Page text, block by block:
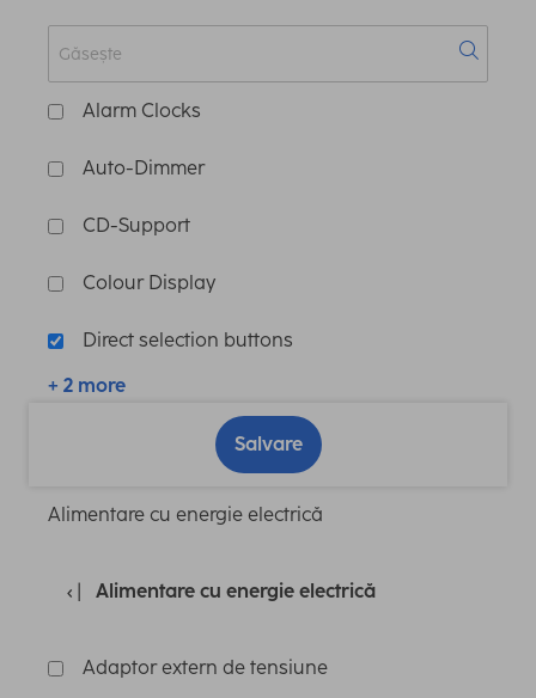
Alarm Clocks
Auto-Dimmer
CD-Support
Colour Display
Direct selection buttons
+ 2 more
Salvare
Alimentare cu energie electrică
Alimentare cu energie electrică
Adaptor extern de tensiune